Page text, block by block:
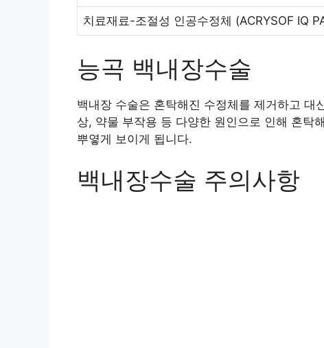
치료재료-조절성 인공수정체 (ACRYSOF IQ
능곡 백내장수술
백내장 수술은 혼탁해진 수정체를 제거하고
상, 약물 부작용 등 다양한 원인으로 인해 혼탁
뿌옇게 보이게 됩니다.
백내장수술 주의사항